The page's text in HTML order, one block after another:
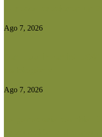
Ago 7, 2026
Ago 7, 2026